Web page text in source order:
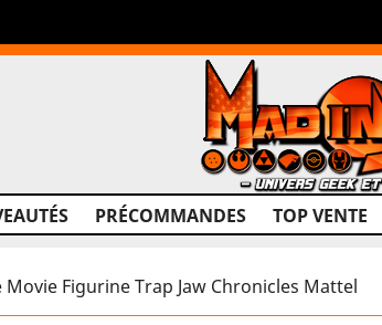
PRÉCOMMANDES TOP VENTE
Movie Figurine Trap Jaw Chronicles Mattel